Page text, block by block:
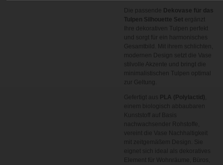
Die passende Dekovase für das
Tulpen Silhouette Set ergänzt
Ihre dekorativen Tulpen perfekt
und sorgt für ein harmonisches
Gesamtbild. Mit ihrem schlichten,
modernen Design setzt die Vase
stilvolle Akzente und bringt die
minimalistischen Tulpen optimal
zur Geltung.
Gefertigt aus PLA (Polylactid)
einem biologisch abbaubaren
Kunststoff auf Basis
nachwachsender Rohstoffe,
vereint die Vase Nachhaltigkeit
mit zeitgemäßem Design. Sie
eignet sich ideal als dekoratives
Element für Wohnräume, Büros,